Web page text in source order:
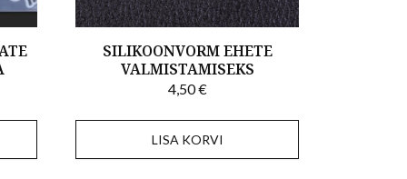
SILIKOONVORM EHETE
VALMISTAMISEKS
4,50€
LISA KORVI